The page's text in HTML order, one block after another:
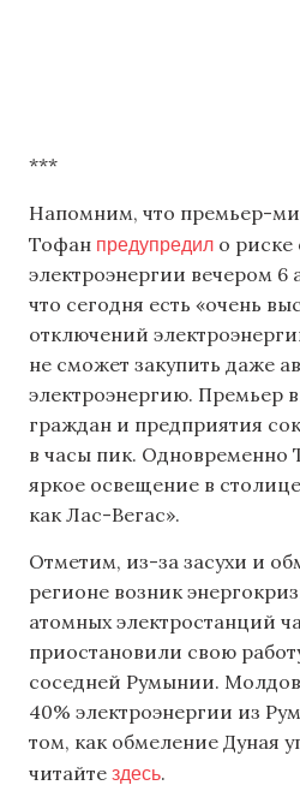
***
Напомним, что премьер-
Тофан предупредил о
электроэнергии вечером 6
что сегодня есть «очень
отключений
не сможет закупить даже
электроэнергию. Премьер
граждан и предприятия
в часы пик. Одновременно
яркое освещение в
как Лас-Вегас».
Отметим, из-за засухи и
регионе возник
атомных электростанций
приостановили свою
соседней Румынии.
40% электроэнергии из
том, как обмеление Дуная
читайте здесь.